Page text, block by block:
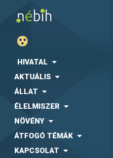
HIVATAL
AKTUÁLIS
ÁLLAT
ÉLELMISZER
NÖVÉNY
ÁTFOGÓ TÉMÁK
KAPCSOLAT